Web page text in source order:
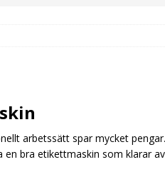
utan bismak
för din maskin
för att köpa askorbinsyra
arbetssätt spar mycket pengar.
bra etikettmaskin som klarar av